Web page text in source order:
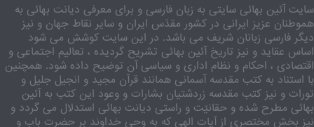
سایت آئین بهائی سایتی به زبان فارسی و برای معرفی دیانت بهائی به
هموطنان عزیز ایرانی در کشور مقدّس ایران و سایر نقاط جهان و نیز
دیگر فارسی زبانان شریف می باشد. در این سایت کوشش می شود
اساس عقاید و نیز تاریخ آئین بهائی تشریح گردیده ، تعالیم اجتماعی و
اقتصادی ، احکام و نظام اداری و سیاسی آن توضیح داده شود. همچنین
با استناد به کتب مقدسه آسمانی همانند قرآن مجید و انجیل جلیل و
تورات و نیز کتب مقدسه زردشتیان بشارات و وعود این کتب به آئین
بهائی مطرح شده و حقانیّت و راستی دیانت بهائی استدلال می گردد و
نیز بخش مختصری از آیات الهی که به وحی خداوند بر حضرت باب و